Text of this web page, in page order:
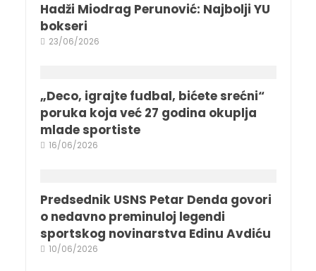
Hadži Miodrag Perunović: Najbolji YU
bokseri
23/06/2026
„Deco, igrajte fudbal, bićete srećni“
poruka koja već 27 godina okuplja
mlade sportiste
16/06/2026
Predsednik USNS Petar Denda govori
o nedavno preminuloj legendi
sportskog novinarstva Edinu Avdiću
10/06/2026